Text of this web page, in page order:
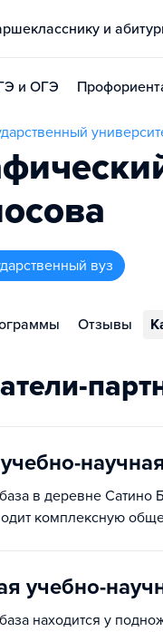
и
и ОГЭ
вуз
Отзывы
в деревне Сатино
комплексную
учебно-
находится у